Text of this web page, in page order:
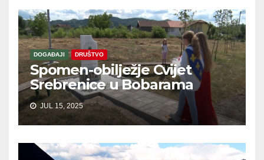
DOGAĐAJI DRUŠTVO
Spomen-obilježje Cvijet
Srebrenice u Bobarama
JUL 15, 2025